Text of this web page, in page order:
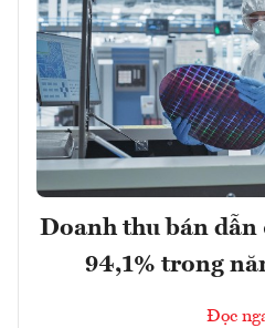
Doanh thu bán dẫn
94,1% trong
Đọc